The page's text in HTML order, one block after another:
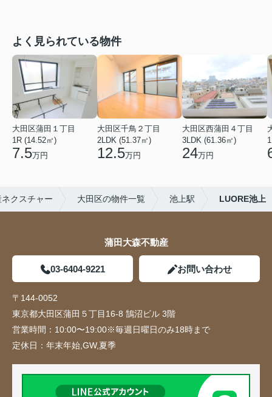
よく見られている物件
大田区蒲田１丁目
1R (14.52㎡)
7.5万円
大田区千鳥２丁目
2LDK (51.37㎡)
12.5万円
大田区西蒲田４丁目
3LDK (61.36㎡)
24万円
クスチャー 大田区の物件一覧 池上駅 LUORE池上
蒲田大森不動産
03-6404-9221 お問い合わせ
〒144-0052
東京都大田区蒲田５丁目16-8 鵠沼ビル 3階
営業時間： 10:00〜19:00※毎週日曜日のみ18時まで
定休日： 年末年始,GW,夏季